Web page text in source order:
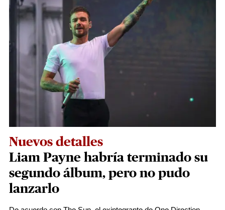
Nuevos detalles
Liam Payne habría terminado su
segundo álbum, pero no pudo
lanzarlo